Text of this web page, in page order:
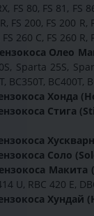
FS 80, FS 81, FS
FS 200, FS 200
260 C, FS 260 R,
Олео
Sparta 25S,
BC350T,
Хонда
Стига
Соло
Макита
U, RBC 420 E,
Хундай